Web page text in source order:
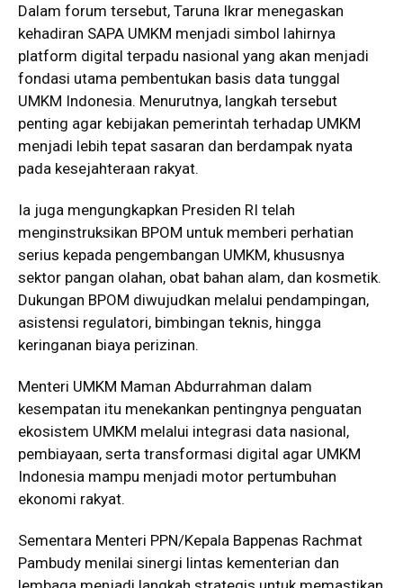
Dalam forum tersebut, Taruna Ikrar menegaskan
kehadiran SAPA UMKM menjadi simbol lahirnya
platform digital terpadu nasional yang akan menjadi
fondasi utama pembentukan basis data tunggal
UMKM Indonesia. Menurutnya, langkah tersebut
penting agar kebijakan pemerintah terhadap UMKM
menjadi lebih tepat sasaran dan berdampak nyata
pada kesejahteraan rakyat.
Ia juga mengungkapkan Presiden RI telah
menginstruksikan BPOM untuk memberi perhatian
serius kepada pengembangan UMKM, khususnya
sektor pangan olahan, obat bahan alam, dan kosmetik.
Dukungan BPOM diwujudkan melalui pendampingan,
asistensi regulatori, bimbingan teknis, hingga
keringanan biaya perizinan.
Menteri UMKM Maman Abdurrahman dalam
kesempatan itu menekankan pentingnya penguatan
ekosistem UMKM melalui integrasi data nasional,
pembiayaan, serta transformasi digital agar UMKM
Indonesia mampu menjadi motor pertumbuhan
ekonomi rakyat.
Sementara Menteri PPN/Kepala Bappenas Rachmat
Pambudy menilai sinergi lintas kementerian dan